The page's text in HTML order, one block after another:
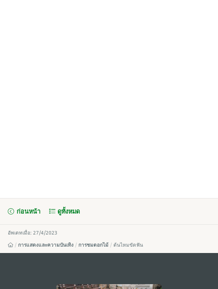
ก่อนหน้า ดูทั้งหมด
อัพเดทเมื่อ: 27/4/2023
การแสดงและความบันเทิง
การชมดอกไม้ ต้นไหมขัดฟัน